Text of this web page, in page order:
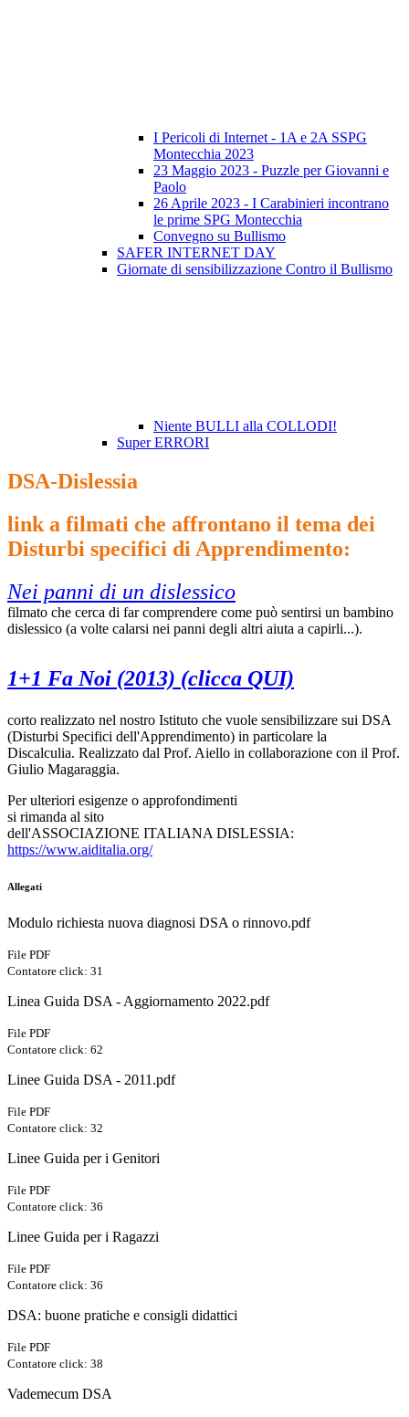
I Pericoli di Internet - 1A e 2A SSPG
Montecchia 2023
23 Maggio 2023 - Puzzle per Giovanni e
Paolo
26 Aprile 2023 - I Carabinieri incontrano
le prime SPG Montecchia
Convegno su Bullismo
SAFER INTERNET DAY
Giornate di sensibilizzazione Contro il Bullismo
Niente BULLI alla COLLODI!
Super ERRORI
DSA-Dislessia
link a filmati che affrontano il tema dei
Disturbi specifici di Apprendimento:
Nei panni di un dislessico
filmato che cerca di far comprendere come può sentirsi un bambino
dislessico (a volte calarsi nei panni degli altri aiuta a capirli...).
1+1 Fa Noi (2013) (clicca QUI)
corto realizzato nel nostro Istituto che vuole sensibilizzare sui DSA
(Disturbi Specifici dell'Apprendimento) in particolare la
Discalculia. Realizzato dal Prof. Aiello in collaborazione con il Prof.
Giulio Magaraggia.
Per ulteriori esigenze o approfondimenti
si rimanda al sito
dell'ASSOCIAZIONE ITALIANA DISLESSIA:
https://www.aiditalia.org/
Allegati
Modulo richiesta nuova diagnosi DSA o rinnovo.pdf
File PDF
Contatore click: 31
Linea Guida DSA - Aggiornamento 2022.pdf
File PDF
Contatore click: 62
Linee Guida DSA - 2011.pdf
File PDF
Contatore click: 32
Linee Guida per i Genitori
File PDF
Contatore click: 36
Linee Guida per i Ragazzi
File PDF
Contatore click: 36
DSA: buone pratiche e consigli didattici
File PDF
Contatore click: 38
Vademecum DSA